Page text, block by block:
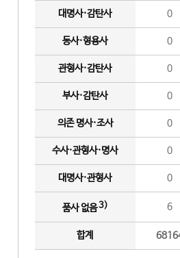
대명사·감탄사 0
동사·형용사 0
관형사·감탄사 0
부사·감탄사 0
의존 명사·조사 0
수사·관형사·명사 0
대명사·관형사 0
품사 없음3) 6
합계